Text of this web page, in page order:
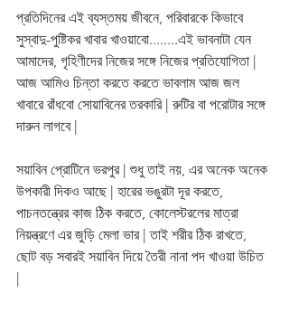
প্রতিদিনের এই ব্যস্তময় জীবনে, পরিবারকে কিভাবে
সুস্বাদু-পুষ্টিকর খাবার খাওয়াবো........এই ভাবনাটা যেন
আমাদের, গৃহিণীদের নিজের সঙ্গে নিজের প্রতিযোগিতা |
আজ আমিও চিন্তা করতে করতে ভাবলাম আজ জল
খাবারে রাঁধবো সোয়াবিনের তরকারি | রুটির বা পরোটার সঙ্গে
দারুন লাগবে |
সয়াবিন প্রোটিনে ভরপুর | শুধু তাই নয়, এর অনেক অনেক
উপকারী দিকও আছে | হারের ভঙুরটা দূর করতে,
পাচনতন্ত্রের কাজ ঠিক করতে, কোলেস্টরলের মাত্রা
নিয়ন্ত্রণে এর জুড়ি মেলা ভার | তাই শরীর ঠিক রাখতে,
ছোট বড় সবারই সয়াবিন দিয়ে তৈরী নানা পদ খাওয়া উচিত
|